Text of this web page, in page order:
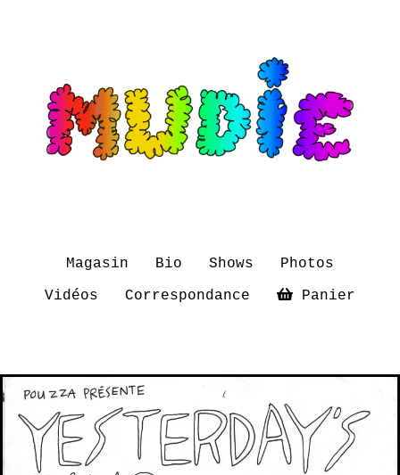
Magasin Bio Shows
Photos
Vidéos
Correspondance Panier